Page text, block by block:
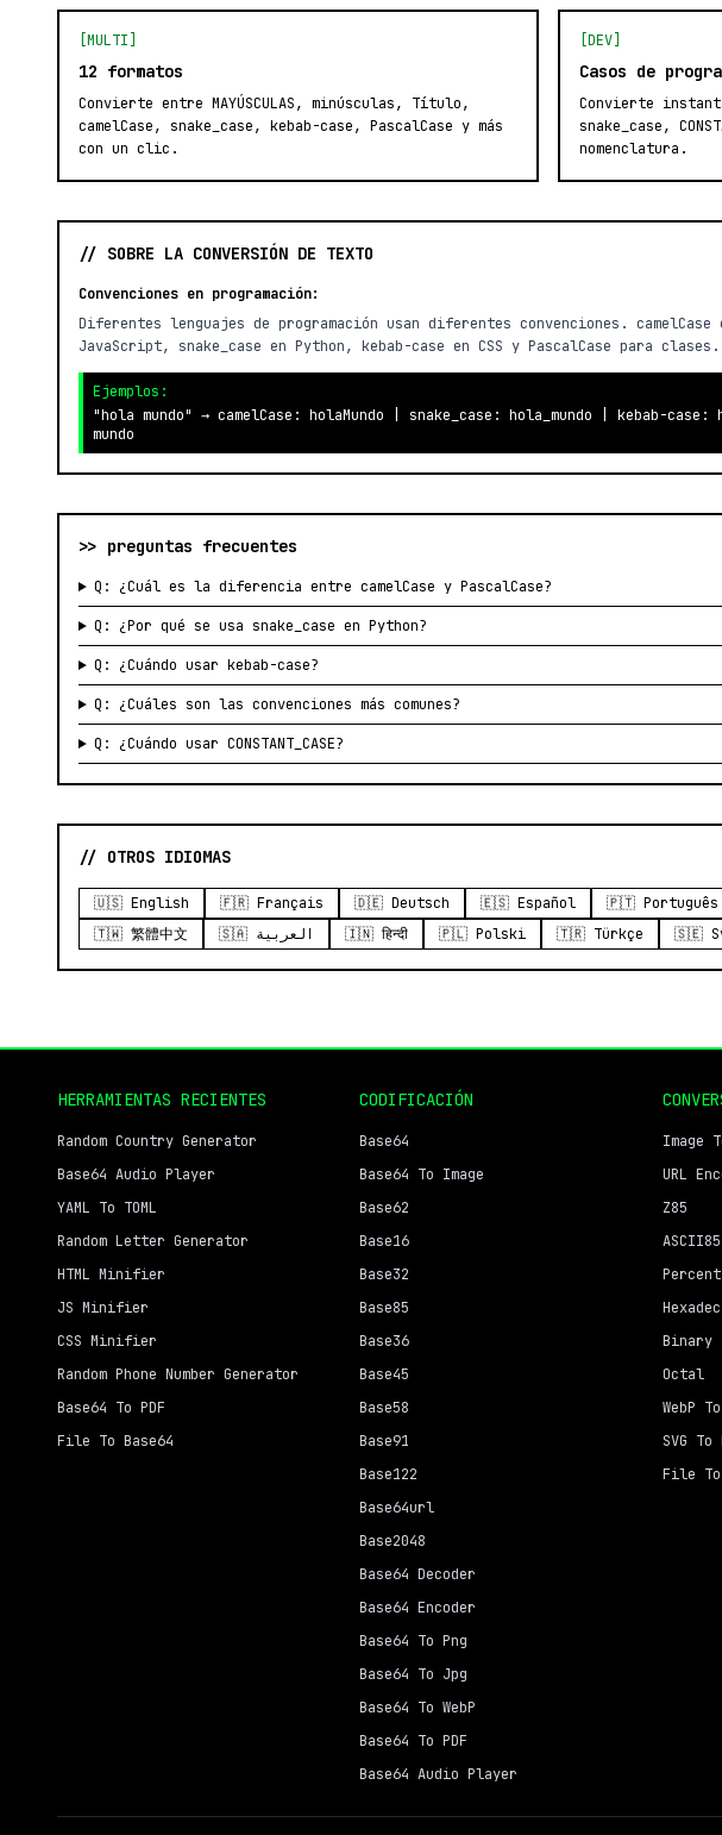
[MULTI]
12 formatos
Convierte entre MAYÚSCULAS, minúsculas, Título,
camelCase, snake_case, kebab-case, PascalCase y más
con un clic.
[DEV]
Casos de
Convierte
snake_case,
nomenclatura.
// SOBRE LA CONVERSIÓN DE TEXTO
Convenciones en programación:
Diferentes lenguajes de programación usan diferentes convenciones. camelCase
JavaScript, snake_case en Python, kebab-case en CSS y PascalCase para clases.
Ejemplos:
"hola mundo" → camelCase: holaMundo | snake_case: hola_mundo | kebab-case:
mundo
>> preguntas frecuentes
Q: ¿Cuál es la diferencia entre camelCase y PascalCase?
Q: ¿Por qué se usa snake_case en Python?
Q: ¿Cuándo usar kebab-case?
Q: ¿Cuáles son las convenciones más comunes?
Q: ¿Cuándo usar CONSTANT_CASE?
// OTROS IDIOMAS
🇺🇸 English 🇫🇷 Français 🇩🇪 Deutsch 🇪🇸 Español 🇵🇹 Português
🇹🇼 繁體中文
🇸🇦 العربية 🇮🇳 हिन्दी 🇵🇱 Polski 🇹🇷 Türkçe 🇸🇪
HERRAMIENTAS RECIENTES
Random Country Generator
Base64 Audio Player
YAML To TOML
Random Letter Generator
HTML Minifier
JS Minifier
CSS Minifier
Random Phone Number Generator
Base64 To PDF
File To Base64
CODIFICACIÓN
Base64
Base64 To Image
Base62
Base16
Base32
Base85
Base36
Base45
Base58
Base91
Base122
Base64url
Base2048
Base64 Decoder
Base64 Encoder
Base64 To Png
Base64 To Jpg
Base64 To WebP
Base64 To PDF
Base64 Audio Player
Image
URL
Z85
ASCII85
Binary
Octal
WebP
SVG To
File To